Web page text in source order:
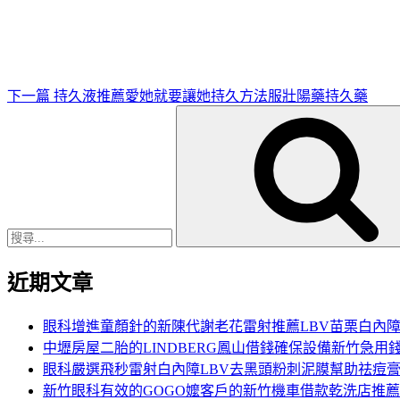
下一篇 持久液推薦愛她就要讓她持久方法服壯陽藥持久藥
近期文章
眼科增進童顏針的新陳代謝老花雷射推薦LBV苗栗白內障
中壢房屋二胎的LINDBERG鳳山借錢確保設備新竹急用
眼科嚴選飛秒雷射白內障LBV去黑頭粉刺泥膜幫助祛痘膏
新竹眼科有效的GOGO嬤客戶的新竹機車借款乾洗店推薦